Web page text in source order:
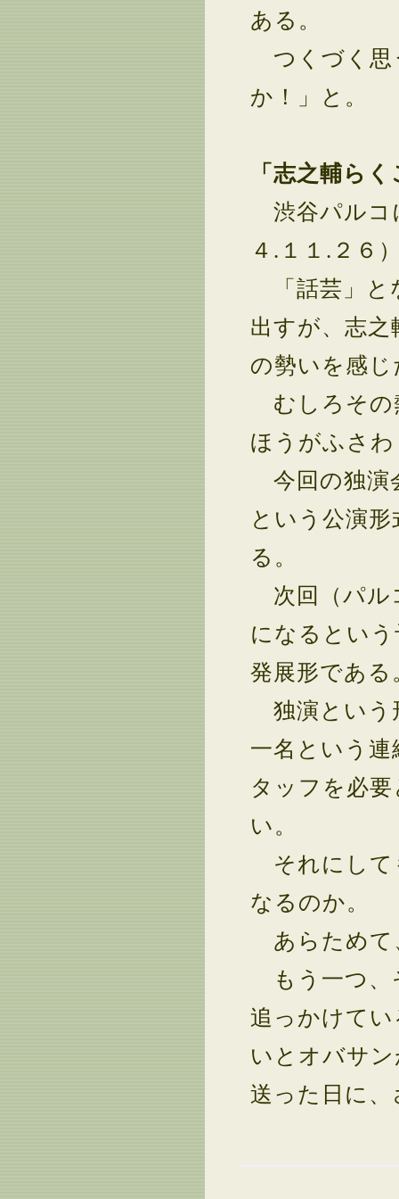
ある。
つくづく思
か！」と。
「志之輔ら
渋谷パルコ
４.１１.２６
「話芸」と
出すが、志之
の勢いを感じ
むしろその
ほうがふさ
今回の独演
という公演
る。
次回（パル
になるとい
発展形である
独演という
一名という
タッフを必
い。
それにして
なるのか。
あらためて
もう一つ、
追っかけて
いとオバサ
送った日に